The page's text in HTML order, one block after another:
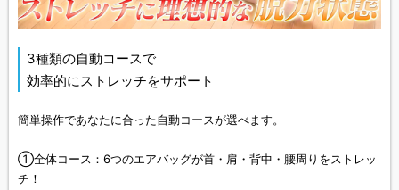
3種類の自動コースで
効率的にストレッチをサポート
簡単操作であなたに合った自動コースが選べます。
①全体コース：6つのエアバッグが首・肩・背中・腰周りをストレッ
チ！